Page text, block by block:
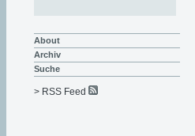
About
Archiv
Suche
> RSS Feed